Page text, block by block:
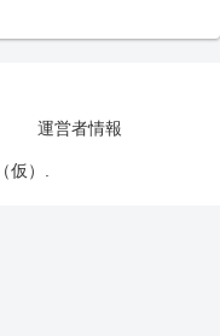
運営者情報
）.